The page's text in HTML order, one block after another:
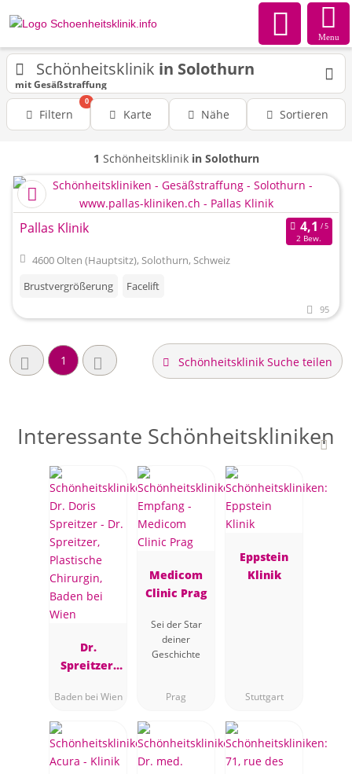
Menu
Schönheitsklinik in Solothurn
mit Gesäßstraffung
Filtern
0
Karte Nähe Sortieren
1 Schönheitsklinik in Solothurn
Pallas Klinik
2 Bew.
4600 Olten (Hauptsitz), Solothurn, Schweiz
Brustvergrößerung
Facelift
95
1 Schönheitsklinik Suche teilen
Interessante Schönheitskliniken
Dr.
Spreitzer,
Chirurgin,
Baden bei
Wien
Baden bei Wien
Medicom
Clinic Prag
Sei der Star
deiner
Geschichte
Prag
Eppstein
Klinik
Stuttgart